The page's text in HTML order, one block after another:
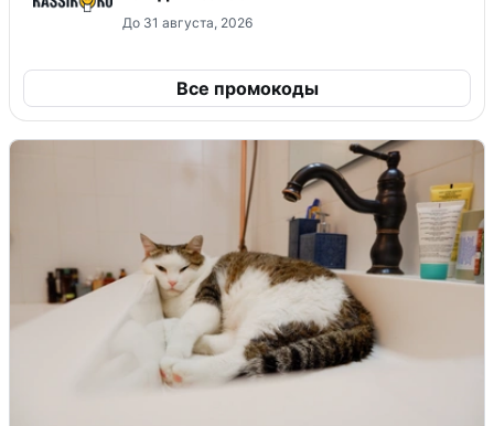
До 31 августа, 2026
Все промокоды